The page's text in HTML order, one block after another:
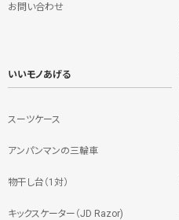
お問い合わせ
いいモノあげる
スーツケース
アンパンマンの三輪車
物干し台（1対）
キックスケーター（JD Razor)